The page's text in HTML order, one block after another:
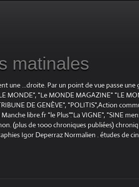
matinales
une ...droite. Par un point de vue passe
MONDE", "Le MONDE MAGAZINE" "LE
DE GENÈVE", "POLITIS",Action
Manche libre.fr "le Plus"."La VIGNE", "SINE
(plus de 1000 chroniques publiées)
Igor Deperraz Normalien . études de